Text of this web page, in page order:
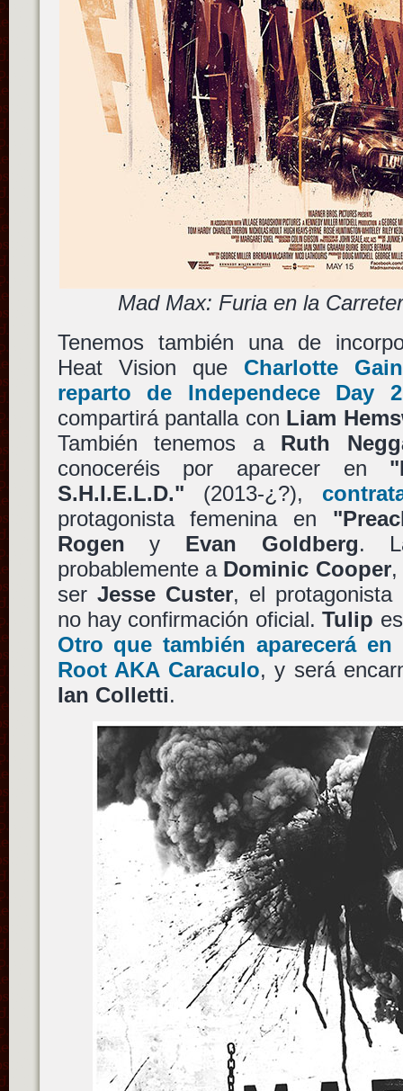
Mad Max: Furia en la
Tenemos también una de
Heat Vision que Charlotte
reparto de Independece Day 2
compartirá pantalla con Liam
También tenemos a Ruth
conoceréis por aparecer en
S.H.I.E.L.D." (2013-¿?),
protagonista femenina en
Rogen y Evan Goldberg.
probablemente a Dominic Cooper,
ser Jesse Custer, el protagonista
no hay confirmación oficial.Tulip
Otro que también aparecerá
RootAKA Caraculo, y será
Ian Colletti.